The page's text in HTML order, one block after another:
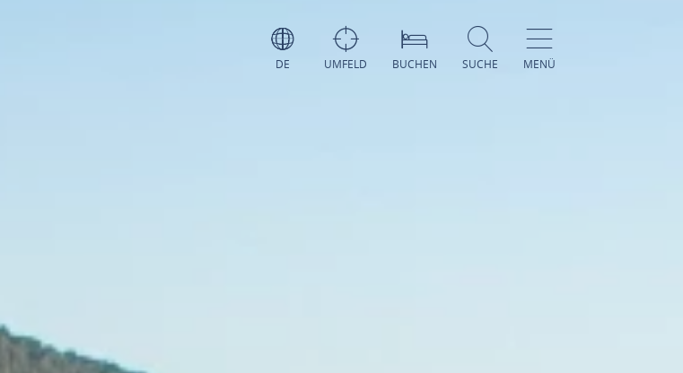
DE UMFELD BUCHEN SUCHE MENÜ